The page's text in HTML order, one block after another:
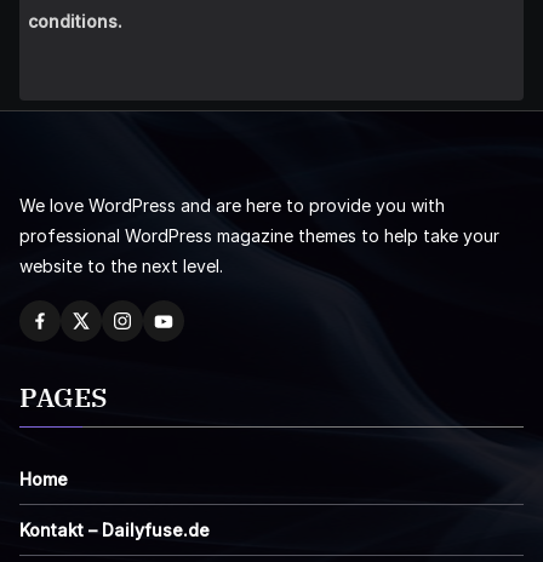
conditions.
We love WordPress and are here to provide you with
professional WordPress magazine themes to help take your
website to the next level.
PAGES
Home
Kontakt – Dailyfuse.de